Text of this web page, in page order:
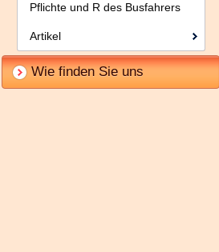
Pflichte und R des Busfahrers
Artikel
Wie finden Sie uns